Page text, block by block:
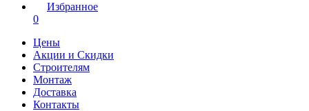
Избранное
0
Цены
Акции и Скидки
Строителям
Монтаж
Доставка
Контакты